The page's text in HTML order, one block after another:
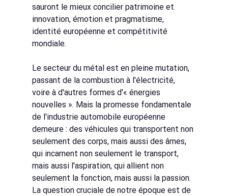
sauront le mieux concilier patrimoine et
innovation, émotion et pragmatisme,
identité européenne et compétitivité
mondiale.
Le secteur du métal est en pleine mutation,
passant de la combustion à l'électricité,
voire à d'autres formes d'« énergies
nouvelles ». Mais la promesse fondamentale
de l'industrie automobile européenne
demeure : des véhicules qui transportent non
seulement des corps, mais aussi des âmes,
qui incarnent non seulement le transport,
mais aussi l'aspiration, qui allient non
seulement la fonction, mais aussi la passion.
La question cruciale de notre époque est de